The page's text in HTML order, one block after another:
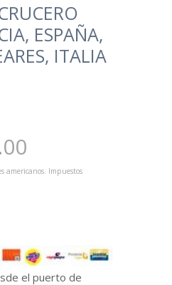
ESPAÑA,
ITALIA
americanos. Impuestos
el puerto de